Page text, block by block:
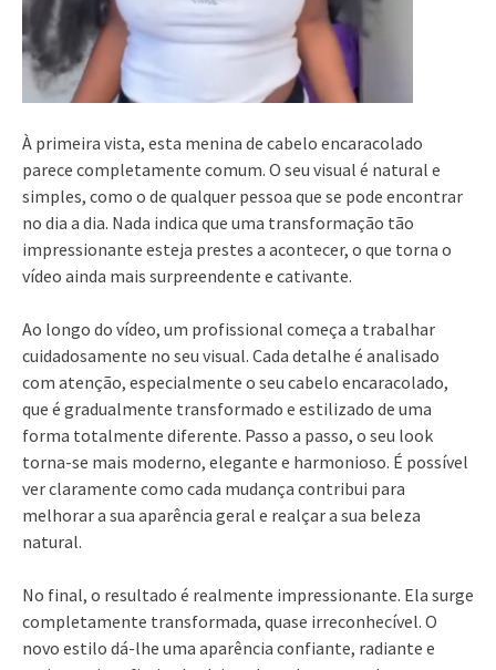
À primeira vista, esta menina de cabelo encaracolado
parece completamente comum. O seu visual é natural e
simples, como o de qualquer pessoa que se pode encontrar
no dia a dia. Nada indica que uma transformação tão
impressionante esteja prestes a acontecer, o que torna o
vídeo ainda mais surpreendente e cativante.
Ao longo do vídeo, um profissional começa a trabalhar
cuidadosamente no seu visual. Cada detalhe é analisado
com atenção, especialmente o seu cabelo encaracolado,
que é gradualmente transformado e estilizado de uma
forma totalmente diferente. Passo a passo, o seu look
torna-se mais moderno, elegante e harmonioso. É possível
ver claramente como cada mudança contribui para
melhorar a sua aparência geral e realçar a sua beleza
natural.
No final, o resultado é realmente impressionante. Ela surge
completamente transformada, quase irreconhecível. O
novo estilo dá-lhe uma aparência confiante, radiante e